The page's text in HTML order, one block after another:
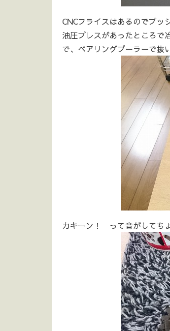
CNCフライスはあるのでブッ
油圧プレスがあったところで
で、ベアリングプーラーで抜
カキーン！ って音がしてち